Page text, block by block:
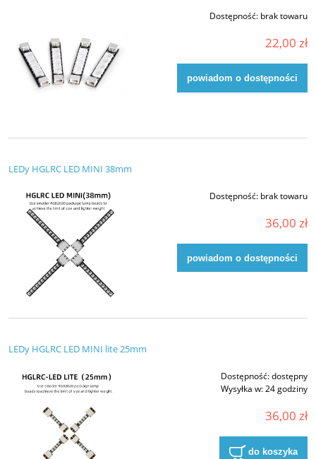
Dostępność: brak towaru
22,00 zł
powiadom o dostępności
LEDy HGLRC LED MINI 38mm
Dostępność: brak towaru
36,00 zł
powiadom o dostępności
LEDy HGLRC LED MINI lite 25mm
Dostępność:dostępny
Wysyłka w:24 godziny
36,00 zł
do koszyka